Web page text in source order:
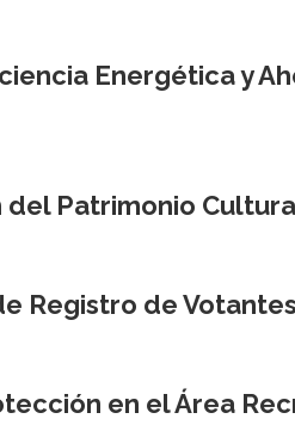
Energética y
Patrimonio
Registro de Votantes
en el Área